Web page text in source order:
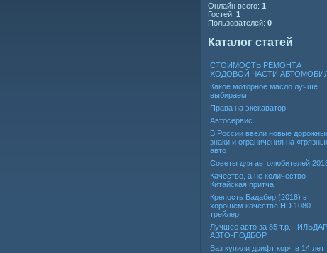
Онлайн всего: 1
Гостей: 1
Пользователей: 0
Каталог статей
СТОИМОСТЬ РЕМОНТА
ХОДОВОЙ ЧАСТИ
Какое моторное масло лучше
выбираем
Права на экскаватор
Автосервис
В России ввели новые
знаки и ограничения на
авто
Советы для автолюбителей
Качество, а не количество
Китайская притча
Крепость Бадабер (2018) в
хорошем качестве HD 1080
трейлер
Лучшее авто за 85 т.р. | ИЛЬДАР
АВТО-ПОДБОР
Ваз купили дрифт корч в 14 лет